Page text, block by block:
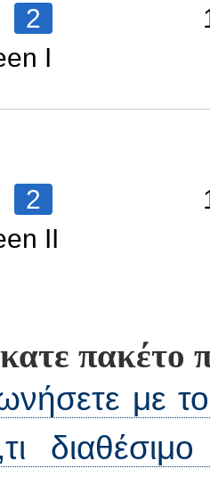
2
I
2
II
πακέτο
με